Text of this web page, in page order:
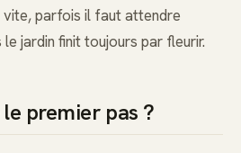
parfois il faut attendre
jardin finit toujours par fleurir.
premier pas ?